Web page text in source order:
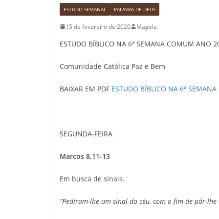
ESTUDO SEMANAL PALAVRA DE DEUS
15 de fevereiro de 2020 Magela
ESTUDO BÍBLICO NA 6ª SEMANA COMUM ANO
Comunidade Católica Paz e Bem
BAIXAR EM PDF ESTUDO BÍBLICO NA 6ª
SEGUNDA-FEIRA
Marcos 8,11-13
Em busca de sinais.
“Pediram-lhe um sinal do céu, com o fim de pôr-lhe